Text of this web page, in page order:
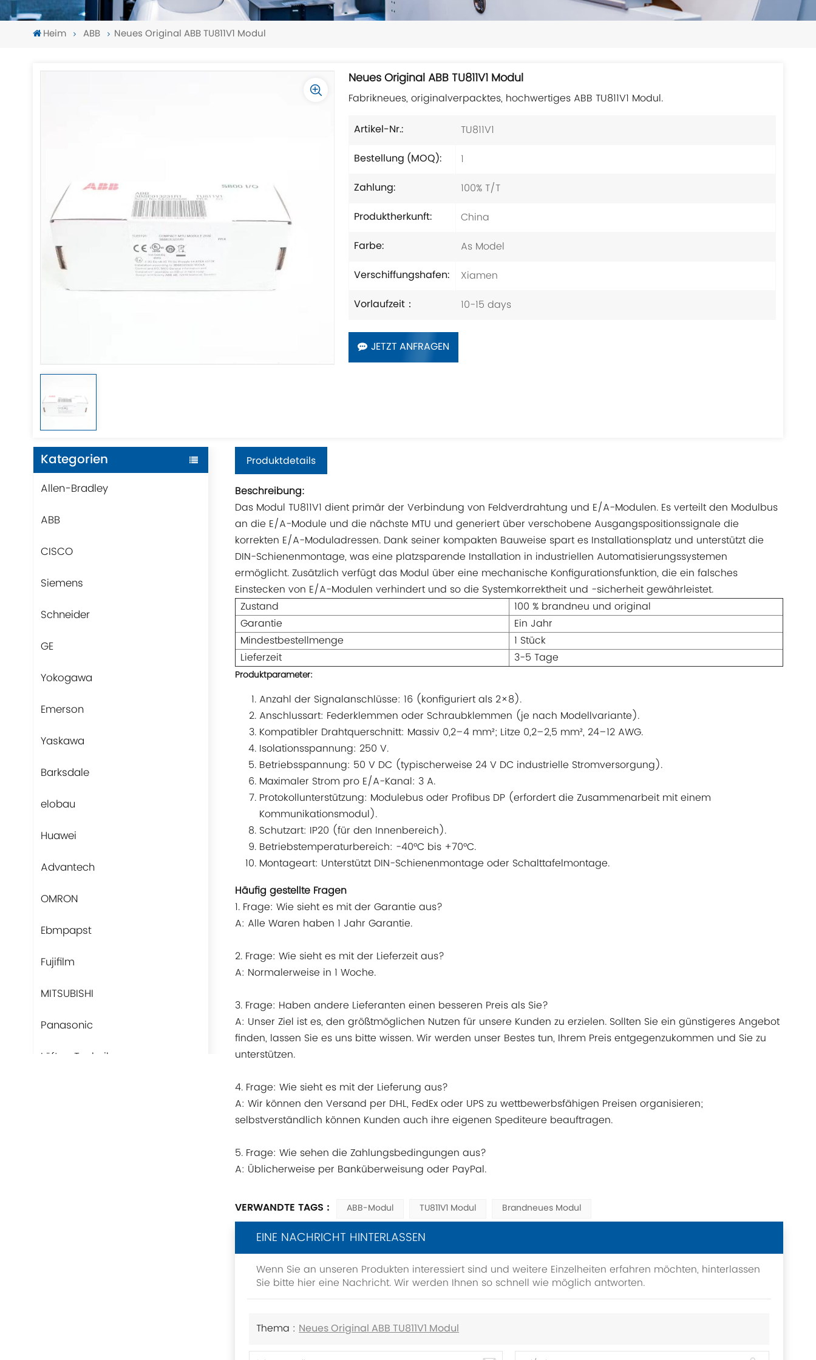
Heim ABB Neues Original ABB TU811V1 Modul
Neues Original ABB TU811V1 Modul
Fabrikneues, originalverpacktes, hochwertiges ABB TU811V1 Modul.
Artikel-Nr.:
TU811V1
Bestellung (MOQ):
1
Zahlung:
100% T/T
Produktherkunft:
China
Farbe:
As Model
Verschiffungshafen:
Xiamen
Vorlaufzeit：
10-15 days
JETZT ANFRAGEN
Kategorien
Allen-Bradley
ABB
CISCO
Siemens
Schneider
GE
Yokogawa
Emerson
Yaskawa
Barksdale
elobau
Huawei
Advantech
OMRON
Ebmpapst
Fujifilm
MITSUBISHI
Panasonic
Lüfter-Technik
Produktdetails
Beschreibung:
Das Modul TU811V1 dient primär der Verbindung von Feldverdrahtung und E/A-Modulen. Es verteilt den Modulbus
an die E/A-Module und die nächste MTU und generiert über verschobene Ausgangspositionssignale die
korrekten E/A-Moduladressen. Dank seiner kompakten Bauweise spart es Installationsplatz und unterstützt die
DIN-Schienenmontage, was eine platzsparende Installation in industriellen Automatisierungssystemen
ermöglicht. Zusätzlich verfügt das Modul über eine mechanische Konfigurationsfunktion, die ein falsches
Einstecken von E/A-Modulen verhindert und so die Systemkorrektheit und -sicherheit gewährleistet.
Zustand
100 % brandneu und original
Garantie
Ein Jahr
Mindestbestellmenge
1 Stück
Lieferzeit
3-5 Tage
Produktparameter:
Anzahl der Signalanschlüsse: 16 (konfiguriert als 2×8).
Anschlussart: Federklemmen oder Schraubklemmen (je nach Modellvariante).
Kompatibler Drahtquerschnitt: Massiv 0,2–4 mm²; Litze 0,2–2,5 mm², 24–12 AWG.
Isolationsspannung: 250 V.
Betriebsspannung: 50 V DC (typischerweise 24 V DC industrielle Stromversorgung).
Maximaler Strom pro E/A-Kanal: 3 A.
Protokollunterstützung: Modulebus oder Profibus DP (erfordert die Zusammenarbeit mit einem
Kommunikationsmodul).
Schutzart: IP20 (für den Innenbereich).
Betriebstemperaturbereich: -40°C bis +70°C.
Montageart: Unterstützt DIN-Schienenmontage oder Schalttafelmontage.
Häufig gestellte Fragen
1. Frage: Wie sieht es mit der Garantie aus?
A: Alle Waren haben 1 Jahr Garantie.
2. Frage: Wie sieht es mit der Lieferzeit aus?
A: Normalerweise in 1 Woche.
3. Frage: Haben andere Lieferanten einen besseren Preis als Sie?
A: Unser Ziel ist es, den größtmöglichen Nutzen für unsere Kunden zu erzielen. Sollten Sie ein günstigeres Angebot
finden, lassen Sie es uns bitte wissen. Wir werden unser Bestes tun, Ihrem Preis entgegenzukommen und Sie zu
unterstützen.
4. Frage: Wie sieht es mit der Lieferung aus?
A: Wir können den Versand per DHL, FedEx oder UPS zu wettbewerbsfähigen Preisen organisieren;
selbstverständlich können Kunden auch ihre eigenen Spediteure beauftragen.
5. Frage: Wie sehen die Zahlungsbedingungen aus?
A: Üblicherweise per Banküberweisung oder PayPal.
VERWANDTE TAGS : ABB-Modul TU811V1 Modul Brandneues Modul
EINE NACHRICHT HINTERLASSEN
Wenn Sie an unseren Produkten interessiert sind und weitere Einzelheiten erfahren möchten, hinterlassen
Sie bitte hier eine Nachricht. Wir werden Ihnen so schnell wie möglich antworten.
Thema :Neues Original ABB TU811V1 Modul